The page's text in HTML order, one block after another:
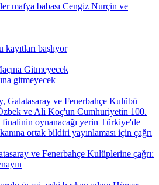
mafya babası Cengiz Nurçin ve
başlıyor
gitmeyecek
ve Fenerbahçe Kulüplerine çağrı: